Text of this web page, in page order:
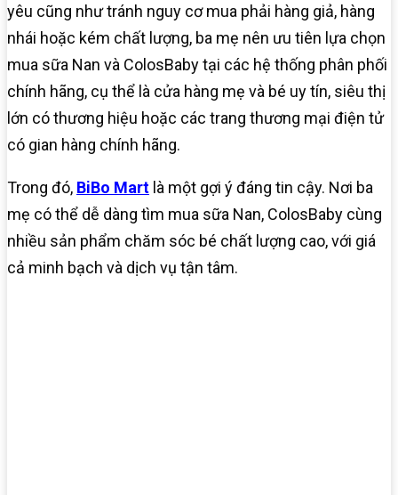
yêu cũng như tránh nguy cơ mua phải hàng giả, hàng
nhái hoặc kém chất lượng, ba mẹ nên ưu tiên lựa chọn
mua sữa Nan và ColosBaby tại các hệ thống phân phối
chính hãng, cụ thể là cửa hàng mẹ và bé uy tín, siêu thị
lớn có thương hiệu hoặc các trang thương mại điện tử
có gian hàng chính hãng.
Trong đó, BiBo Mart là một gợi ý đáng tin cậy. Nơi ba
mẹ có thể dễ dàng tìm mua sữa Nan, ColosBaby cùng
nhiều sản phẩm chăm sóc bé chất lượng cao, với giá
cả minh bạch và dịch vụ tận tâm.